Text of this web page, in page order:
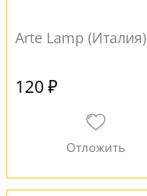
Arte Lamp (Италия)
120 ₽